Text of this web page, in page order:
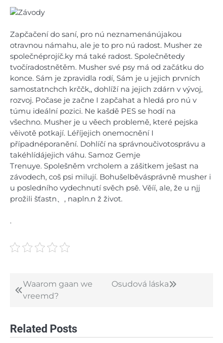
Zapčačení do saní, pro nú neznamenánújakou
otravnou námahu, ale je to pro nú radost. Musher ze
společnéprojíč.ky má také radost. Společnětedy
tvočíradostnětěm. Musher své psy má od začátku do
konce. Sám je zpravidla rodí, Sám je u jejich prvních
samostatnchch krččk,, dohlíží na jejich zdárn v vývoj,
rozvoj. Počase je začne I zapčahat a hledá pro nú v
túmu ideální pozici. Ne kašdě PES se hodí na
všechno. Musher je u věech problemě, které pejska
věivotě potkají. Léříjejich onemocnění I
případnéporanění. Dohlíčí na správnoučivotosprávu a
takéhlídájejich váhu. Samoz Gemje
Trenuye. Spolešněm vrcholem a zášitkem ješast na
závodech, coš psi milují. Bohušelběvásprávně musher i
u posledního vydechnutí svěch psě. Věíí, ale, že u njj
prožili šťastn、, napln.n ž život.
.
Post
Waarom gaan we
vreemd?
Osudová láska
Related Posts